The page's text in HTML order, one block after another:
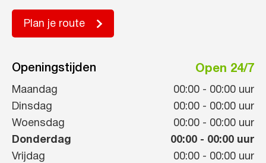
Plan je route
Openingstijden Open 24/7
Maandag 00:00 - 00:00 uur
Dinsdag
00:00 - 00:00 uur
Woensdag
00:00 - 00:00 uur
Donderdag
00:00 - 00:00 uur
Vrijdag
00:00 - 00:00 uur